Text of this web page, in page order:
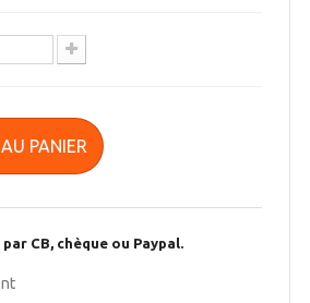
PANIER
CB, chèque ou Paypal.